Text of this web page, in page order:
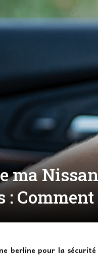
ma
berline pour la